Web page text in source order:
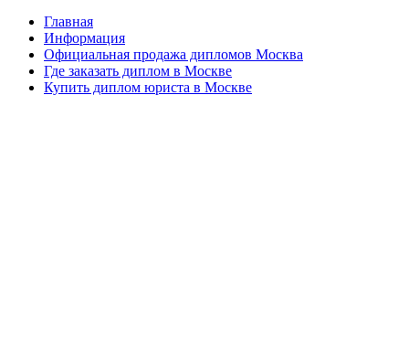
Главная
Информация
Официальная продажа дипломов Москва
Где заказать диплом в Москве
Купить диплом юриста в Москве